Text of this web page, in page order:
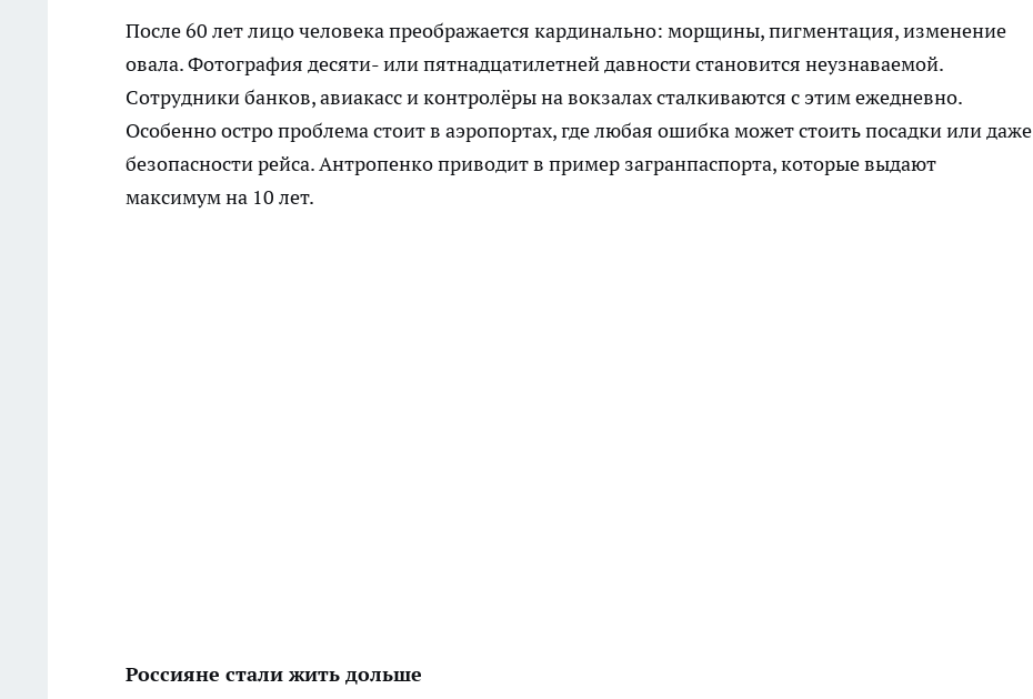
После 60 лет лицо человека преображается кардинально: морщины, пигментация, изменение
овала. Фотография десяти- или пятнадцатилетней давности становится неузнаваемой.
Сотрудники банков, авиакасс и контролёры на вокзалах сталкиваются с этим ежедневно.
Особенно остро проблема стоит в аэропортах, где любая ошибка может стоить посадки или даже
безопасности рейса. Антропенко приводит в пример загранпаспорта, которые выдают
максимум на 10 лет.
Россияне стали жить дольше